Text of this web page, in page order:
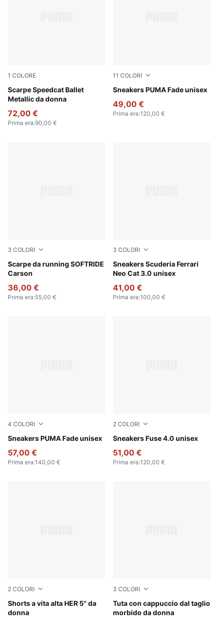
1 COLORE
Scarpe Speedcat Ballet
Metallic da donna
PUMA Silver-PUMA White
72,00 €
Prima era:90,00 €
11 COLORI
Sneakers PUMA Fade unisex
PUMA Black-Cool Dark
49,00 €
Prima era:120,00 €
3 COLORI
Scarpe da running SOFTRIDE
Carson
Puma Black-Puma Black-Puma White
36,00 €
Prima era:55,00 €
3 COLORI
Sneakers Scuderia Ferrari
Neo Cat 3.0 unisex
PUMA White-PUMA Black
41,00 €
Prima era:100,00 €
4 COLORI
Sneakers PUMA Fade unisex
PUMA White-Speed Blue
57,00 €
Prima era:140,00 €
2 COLORI
Sneakers Fuse 4.0 unisex
PUMA Black-Cast Iron-
51,00 €
Prima era:120,00 €
2 COLORI
Shorts a vita alta HER 5" da
donna
Puma Black
3 COLORI
Tuta con cappuccio dal taglio
morbido da donna
Alpine Snow